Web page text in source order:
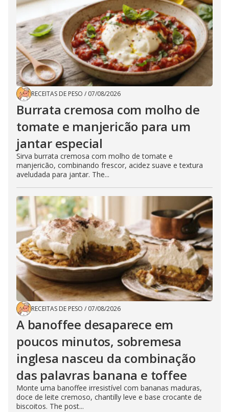
RECEITAS DE PESO / 07/08/2026
Burrata cremosa com molho de
tomate e manjericão para um
jantar especial
Sirva burrata cremosa com molho de tomate e
manjericão, combinando frescor, acidez suave e textura
aveludada para jantar. The...
RECEITAS DE PESO / 07/08/2026
A banoffee desaparece em
poucos minutos, sobremesa
inglesa nasceu da combinação
das palavras banana e toffee
Monte uma banoffee irresistível com bananas maduras,
doce de leite cremoso, chantilly leve e base crocante de
biscoitos. The post...